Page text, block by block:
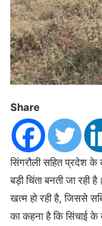
Share
सिंगरौली सहित प्रदेश के
बड़ी चिंता बनती जा
खत्म हो रही है, जिससे
का कहना है कि सिंचाई